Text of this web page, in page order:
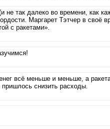
не так далеко во времени, как
Маргарет Тэтчер в своё
с ракетами».
всё меньше и меньше, а
снизить расходы.